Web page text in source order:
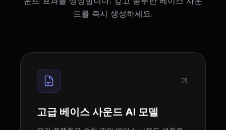
드를 즉시 생성하세요.
고급 베이스 사운드 AI 모델